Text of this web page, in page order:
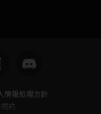
情報処理方針
約